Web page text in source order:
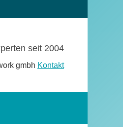
seit 2004
gmbh Kontakt